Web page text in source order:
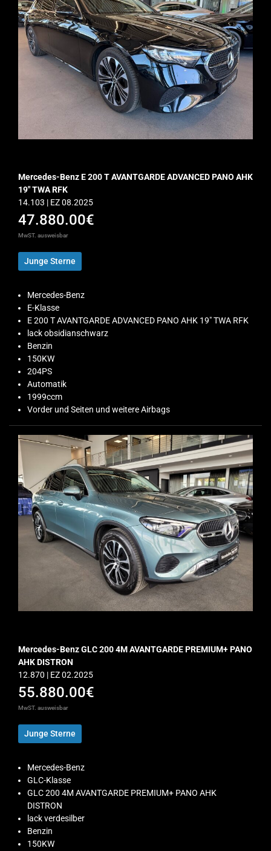
Mercedes-Benz E 200 T AVANTGARDE ADVANCED PANO AHK
19″ TWA RFK
14.103 | EZ 08.2025
47.880.00€
MwST. ausweisbar
Junge Sterne
Mercedes-Benz
E-Klasse
E 200 T AVANTGARDE ADVANCED PANO AHK 19" TWA RFK
lack obsidianschwarz
Benzin
150KW
204PS
Automatik
1999ccm
Vorder und Seiten und weitere Airbags
Mercedes-Benz GLC 200 4M AVANTGARDE PREMIUM+ PANO
AHK DISTRON
12.870 | EZ 02.2025
55.880.00€
MwST. ausweisbar
Junge Sterne
Mercedes-Benz
GLC-Klasse
GLC 200 4M AVANTGARDE PREMIUM+ PANO AHK
DISTRON
lack verdesilber
Benzin
150KW